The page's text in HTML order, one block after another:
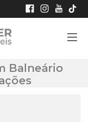
Balneário